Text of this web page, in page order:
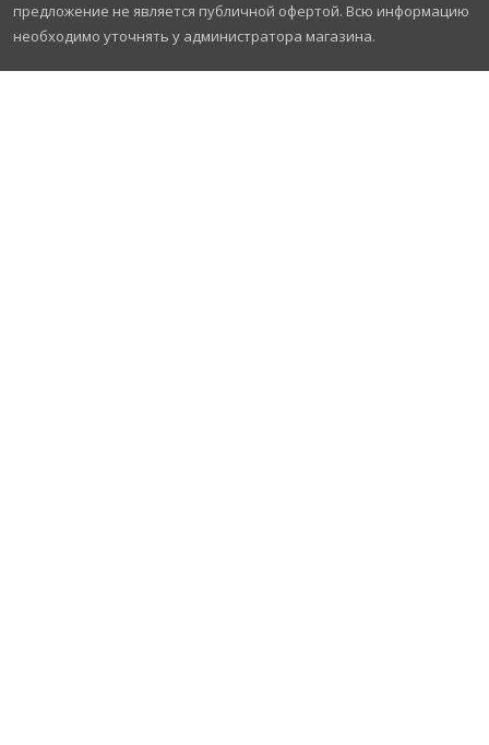
предложение не является публичной офертой. Всю информацию
необходимо уточнять у администратора магазина.